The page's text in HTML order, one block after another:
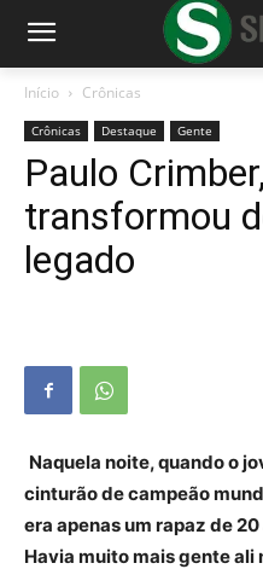
Início Crônicas
Crônicas Destaque Gente
Paulo
transformou
legado
Naquela noite, quando o
cinturão de campeão
era apenas um rapaz de
Havia muito mais gente ali